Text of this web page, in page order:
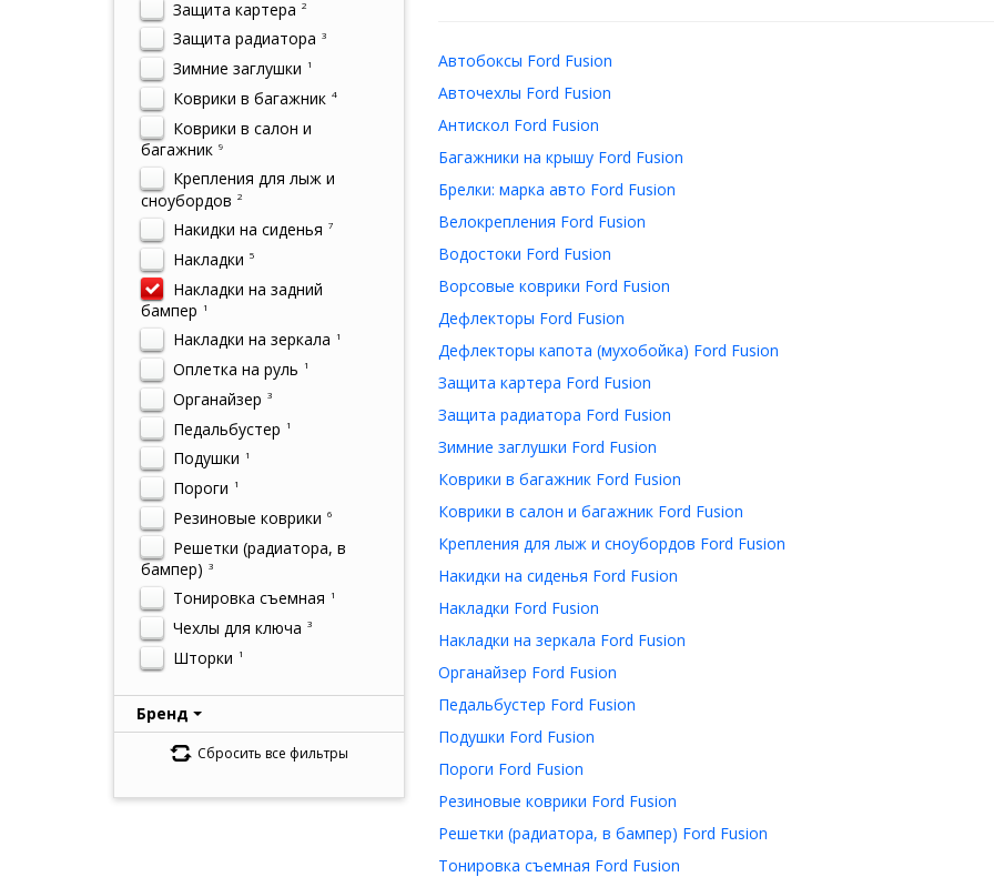
Защита картера 2
Защита радиатора 3
Зимние заглушки 1
Коврики в багажник 4
Коврики в салон и
багажник 9
Крепления для лыж и
сноубордов 2
Накидки на сиденья 7
Накладки 5
Накладки на задний
бампер
1
Накладки на зеркала 1
Оплетка на руль 1
Органайзер 3
Педальбустер 1
Подушки 1
Пороги 1
Резиновые коврики 6
Решетки (радиатора, в
бампер) 3
Тонировка съемная 1
Чехлы для ключа 3
Шторки 1
Бренд
Сбросить все фильтры
Автобоксы Ford Fusion
Авточехлы Ford Fusion
Антискол Ford Fusion
Багажники на крышу Ford Fusion
Брелки: марка авто Ford Fusion
Велокрепления Ford Fusion
Водостоки Ford Fusion
Ворсовые коврики Ford Fusion
Дефлекторы Ford Fusion
Дефлекторы капота (мухобойка) Ford Fusion
Защита картера Ford Fusion
Защита радиатора Ford Fusion
Зимние заглушки Ford Fusion
Коврики в багажник Ford Fusion
Коврики в салон и багажник Ford Fusion
Крепления для лыж и сноубордов Ford Fusion
Накидки на сиденья Ford Fusion
Накладки Ford Fusion
Накладки на зеркала Ford Fusion
Органайзер Ford Fusion
Педальбустер Ford Fusion
Подушки Ford Fusion
Пороги Ford Fusion
Резиновые коврики Ford Fusion
Решетки (радиатора, в бампер) Ford Fusion
Тонировка съемная Ford Fusion